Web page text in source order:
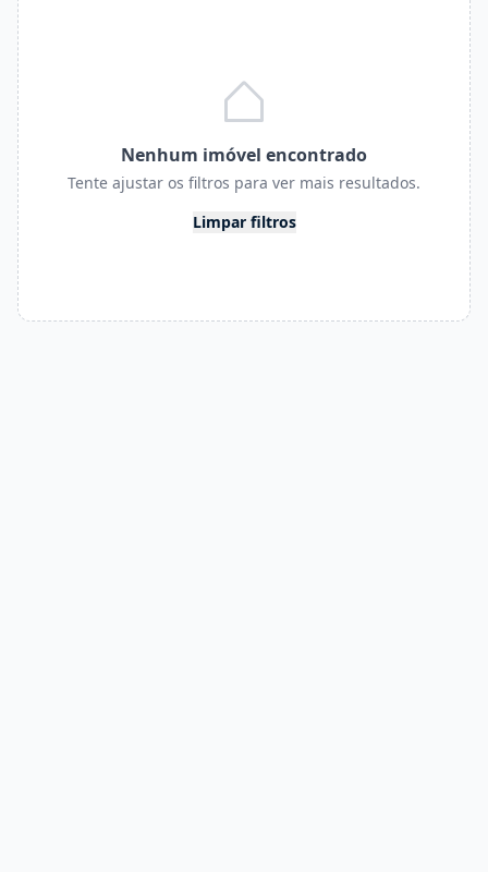
Nenhum imóvel encontrado
Tente ajustar os filtros para ver mais resultados.
Limpar filtros